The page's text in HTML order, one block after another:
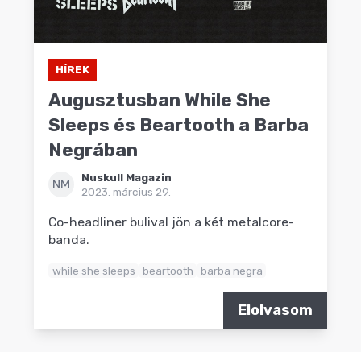
HÍREK
Augusztusban While She
Sleeps és Beartooth a Barba
Negrában
NM
Nuskull Magazin
2023. március 29.
Co-headliner bulival jön a két metalcore-
banda.
while she sleeps beartooth barba negra
Elolvasom